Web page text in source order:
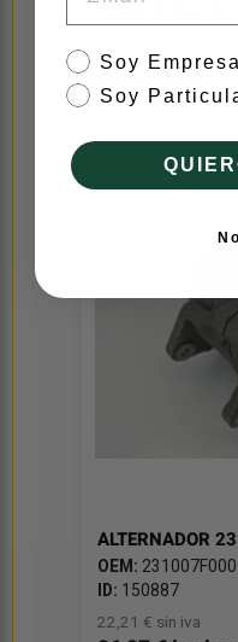
48,00 € iva inc
Electricidad 3
ALTERNADOR
OEM: 231007F000
ID: 150887
22,21 € sin iva
tipo de cliente
Soy Empresa
Soy